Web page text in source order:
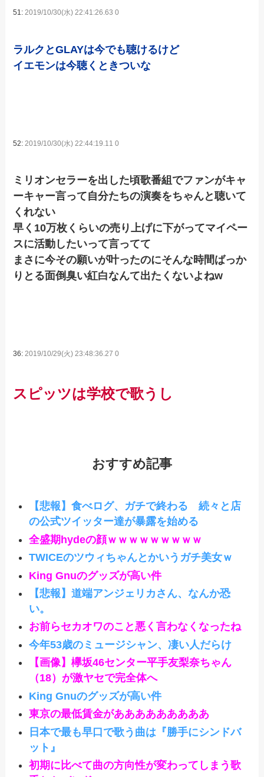
51:2019/10/30(水) 22:41:26.63 0
ラルクとGLAYは今でも聴けるけど
イエモンは今聴くときついな
52: 2019/10/30(水) 22:44:19.11 0
ミリオンセラーを出した頃歌番組でファンがキャ
ーキャー言って自分たちの演奏をちゃんと聴いて
くれない
早く10万枚くらいの売り上げに下がってマイペー
スに活動したいって言ってて
まさに今その願いが叶ったのにそんな時間ばっか
りとる面倒臭い紅白なんて出たくないよねw
36:2019/10/29(火) 23:48:36.27 0
スピッツは学校で歌うし
おすすめ記事
【悲報】食べログ、ガチで終わる 続々と店
の公式ツイッター達が暴露を始める
全盛期hydeの顔ｗｗｗｗｗｗｗｗｗ
TWICEのツウィちゃんとかいうガチ美女ｗ
King Gnuのグッズが高い件
【悲報】道端アンジェリカさん、なんか恐
い。
お前らセカオワのこと悪く言わなくなったね
今年53歳のミュージシャン、凄い人だらけ
【画像】欅坂46センター平手友梨奈ちゃん
（18）が激ヤセで完全体へ
King Gnuのグッズが高い件
東京の最低賃金があああああああああ
日本で最も早口で歌う曲は『勝手にシンドバ
ット』
初期に比べて曲の方向性が変わってしまう歌